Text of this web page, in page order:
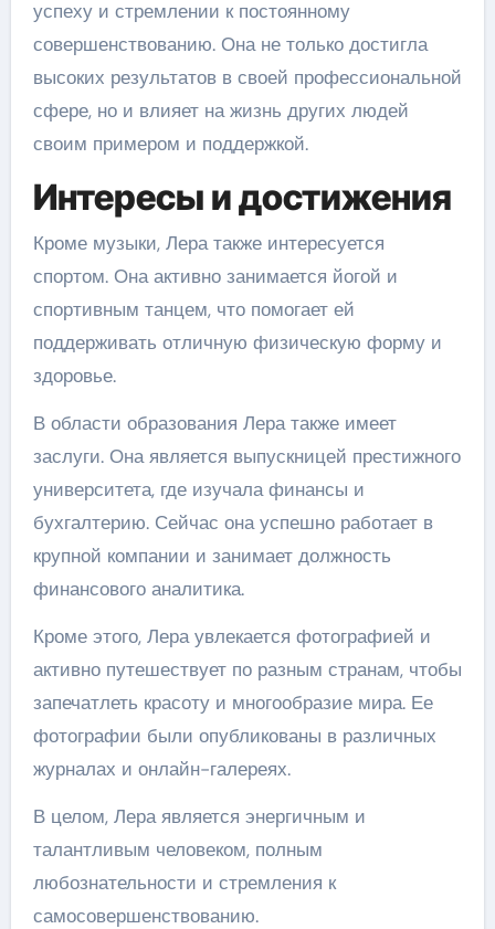
успеху и стремлении к постоянному
совершенствованию. Она не только достигла
высоких результатов в своей профессиональной
сфере, но и влияет на жизнь других людей
своим примером и поддержкой.
Интересы и достижения
Кроме музыки, Лера также интересуется
спортом. Она активно занимается йогой и
спортивным танцем, что помогает ей
поддерживать отличную физическую форму и
здоровье.
В области образования Лера также имеет
заслуги. Она является выпускницей престижного
университета, где изучала финансы и
бухгалтерию. Сейчас она успешно работает в
крупной компании и занимает должность
финансового аналитика.
Кроме этого, Лера увлекается фотографией и
активно путешествует по разным странам, чтобы
запечатлеть красоту и многообразие мира. Ее
фотографии были опубликованы в различных
журналах и онлайн-галереях.
В целом, Лера является энергичным и
талантливым человеком, полным
любознательности и стремления к
самосовершенствованию.